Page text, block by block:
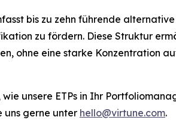
bis zu zehn führende
zu fördern. Diese Struktur
ohne eine starke Konzentration
unsere ETPs in Ihr
uns gerne unter hello@virtune.com.